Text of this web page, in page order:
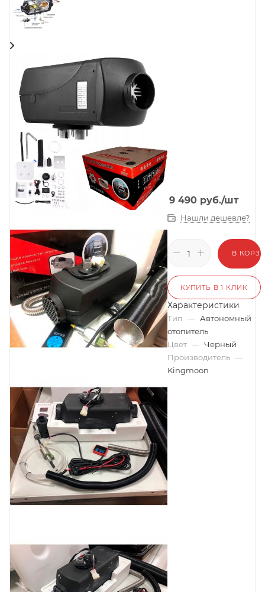
9 490 руб./шт
Нашли дешевле?
В
КУПИТЬ В 1 КЛИК
Характеристики
Тип — Автономный
отопитель
Цвет — Черный
Производитель —
Kingmoon